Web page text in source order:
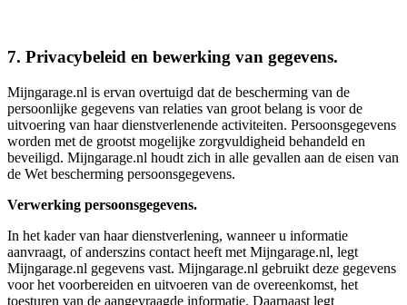
7. Privacybeleid en bewerking van gegevens.
Mijngarage.nl is ervan overtuigd dat de bescherming van de
persoonlijke gegevens van relaties van groot belang is voor de
uitvoering van haar dienstverlenende activiteiten. Persoonsgegevens
worden met de grootst mogelijke zorgvuldigheid behandeld en
beveiligd. Mijngarage.nl houdt zich in alle gevallen aan de eisen van
de Wet bescherming persoonsgegevens.
Verwerking persoonsgegevens.
In het kader van haar dienstverlening, wanneer u informatie
aanvraagt, of anderszins contact heeft met Mijngarage.nl, legt
Mijngarage.nl gegevens vast. Mijngarage.nl gebruikt deze gegevens
voor het voorbereiden en uitvoeren van de overeenkomst, het
toesturen van de aangevraagde informatie. Daarnaast legt